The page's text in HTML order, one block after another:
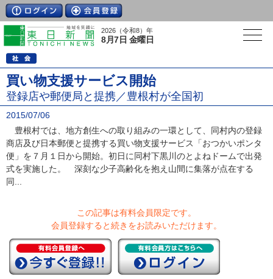
2026（令和8）年
8月7日 金曜日
買い物支援サービス開始
登録店や郵便局と提携／豊根村が全国初
2015/07/06
豊根村では、地方創生への取り組みの一環として、同村内の登録
商店及び日本郵便と提携する買い物支援サービス「おつかいポンタ
便」を７月１日から開始。初日に同村下黒川のとよねドームで出発
式を実施した。 深刻な少子高齢化を抱え山間に集落が点在する
同...
この記事は有料会員限定です。
会員登録すると続きをお読みいただけます。